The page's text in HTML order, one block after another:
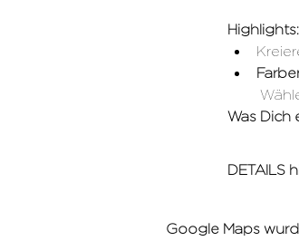
Highlights:
Was Dich
DETAILS
Google Maps